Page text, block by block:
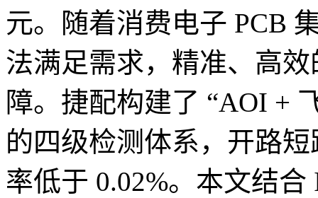
元。随着消费电子 PCB
法满足需求，精准、高
障。捷配构建了 “AOI +
的四级检测体系，开路
率低于 0.02%。本文结合